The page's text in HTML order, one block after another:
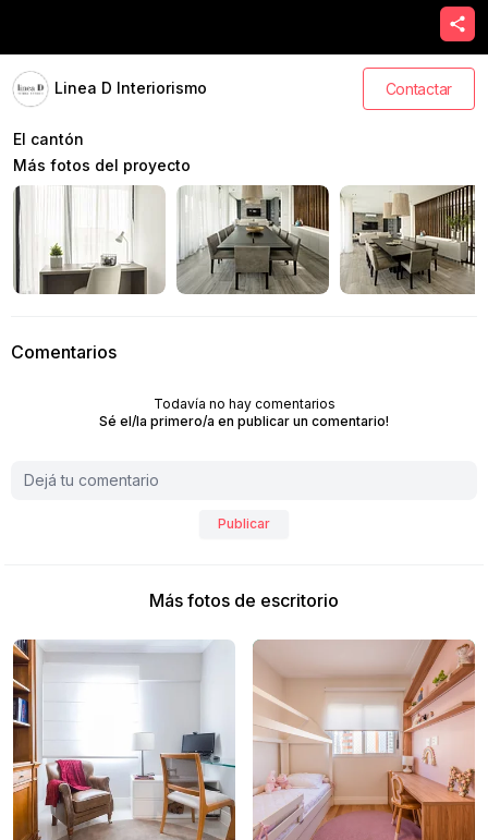
Linea D Interiorismo Contactar
El cantón
Más fotos del proyecto
Comentarios
Todavía no hay comentarios
Sé el/la primero/a en publicar un comentario!
Publicar
Más fotos de escritorio